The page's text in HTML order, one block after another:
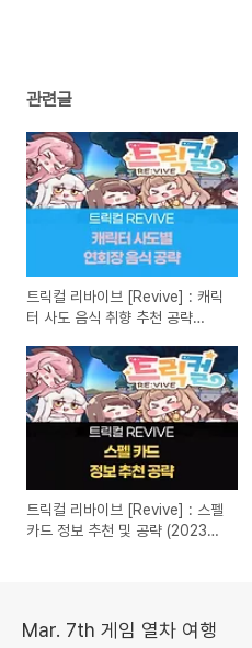
관련글
트릭컬 리바이브 [Revive] : 캐릭
터 사도 음식 취향 추천 공략
트릭컬 리바이브 [Revive] : 스펠
카드 정보 추천 및 공략 (2023년
Mar. 7th 게임 열차 여행